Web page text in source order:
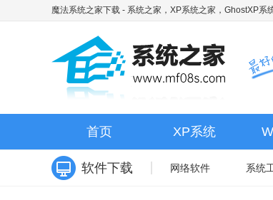
魔法系统之家下载 - 系统之家，XP系统之家，GhostXP系
首页 XP系统
软件下载 网络软件 系统